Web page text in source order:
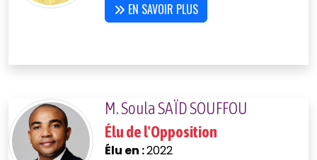
EN SAVOIR PLUS
M. Soula SAÏD SOUFFOU
Élu de l'Opposition
Élu en :2022